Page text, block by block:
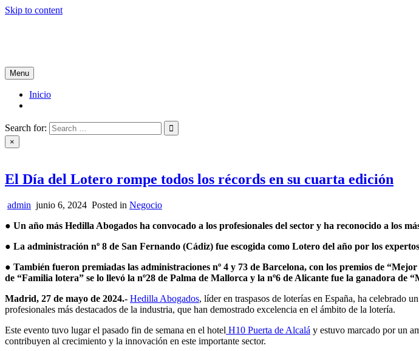
Skip to content
Menu
Inicio
Search for:
×
El Día del Lotero rompe todos los récords en su cuarta edición
admin junio 6, 2024 Posted in Negocio
● Un año más Hedilla Abogados ha convocado a los profesionales del sector y ha reconocido a los
● La administración nº 8 de San Fernando (Cádiz) fue escogida como Lotero del año por los
● También fueron premiadas las administraciones nº 4 y 73 de Barcelona, con los premios de
de “Familia lotera” se lo llevó la nº28 de Palma de Mallorca y la nº6 de Alicante fue la ganadora de
Madrid, 27 de mayo de 2024.- Hedilla Abogados, líder en traspasos de loterías en España, ha celebrado
profesionales más destacados de la industria, que han demostrado excelencia en el ámbito de la lotería.
Este evento tuvo lugar el pasado fin de semana en el hotel H10 Puerta de Alcalá y estuvo marcado por un
contribuyen al crecimiento y la innovación en este importante sector.